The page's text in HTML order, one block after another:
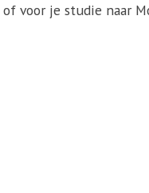
of voor je studie naar